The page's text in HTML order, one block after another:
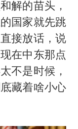
世界第1特鲁姆普斯诺克中国赛一轮游
上邀请引热议
奖
构建更高水平的全民健身公共服务体系
云南一男子胃中取出180颗铁钉
解的苗头，
国家就先跳
接放话，说
在中东那点
不是时候，
藏着啥小心